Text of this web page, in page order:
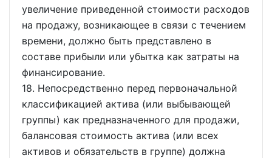
увеличение приведенной стоимости расходов
на продажу, возникающее в связи с течением
времени, должно быть представлено в
составе прибыли или убытка как затраты на
финансирование.
18. Непосредственно перед первоначальной
классификацией актива (или выбывающей
группы) как предназначенного для продажи,
балансовая стоимость актива (или всех
активов и обязательств в группе) должна